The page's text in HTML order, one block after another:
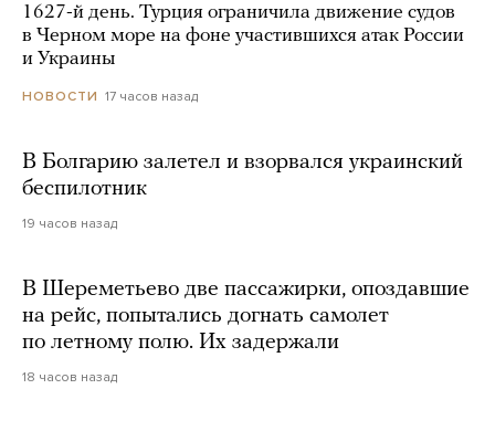
1627-й день. Турция ограничила движение судов
в Черном море на фоне участившихся атак России
и Украины
НОВОСТИ 17 часов назад
В Болгарию залетел и взорвался украинский
беспилотник
19 часов назад
В Шереметьево две пассажирки, опоздавшие
на рейс, попытались догнать самолет
по летному полю. Их задержали
18 часов назад